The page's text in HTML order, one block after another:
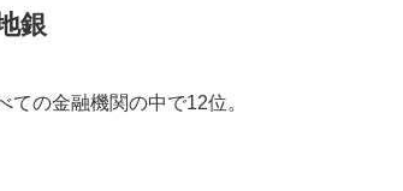
銀
の金融機関の中で12位。